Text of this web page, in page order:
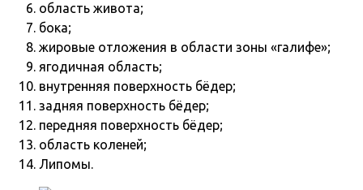
область живота;
бока;
жировые отложения в области зоны «галифе»;
ягодичная область;
внутренняя поверхность бёдер;
задняя поверхность бёдер;
передняя поверхность бёдер;
область коленей;
Липомы.